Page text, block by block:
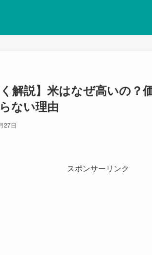
く解説】米はなぜ高いの？
ない理由
27日
スポンサーリンク